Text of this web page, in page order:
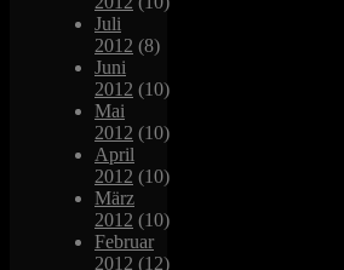
Juli
2012 (8)
Juni
2012 (10)
Mai
2012 (10)
April
2012 (10)
März
2012 (10)
Februar
2012 (12)